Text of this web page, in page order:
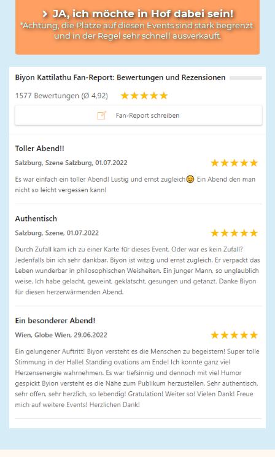
JA, ich möchte in Hof dabei sein!
*Achtung, die Plätze auf diesen Events sind stark begrenzt
und in der Regel sehr schnell ausverkauft.